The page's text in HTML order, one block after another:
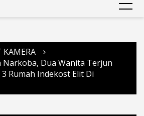
KAMERA
Narkoba, Dua Wanita Terjun
Rumah Indekost Elit Di